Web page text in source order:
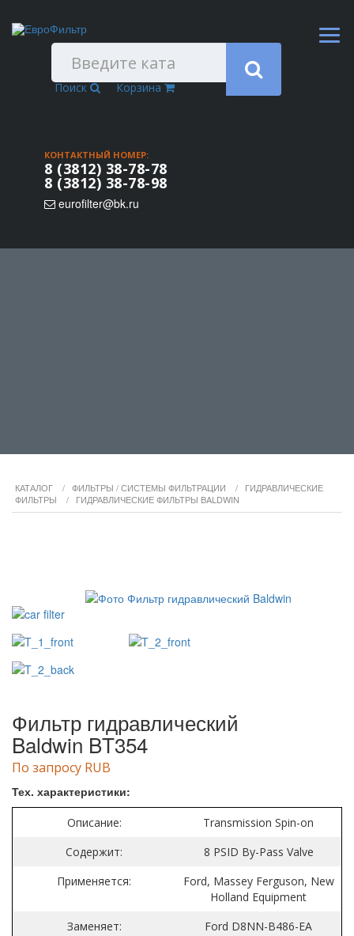
Поиск Корзина
КОНТАКТНЫЙ НОМЕР:
8 (3812) 38-78-78
8 (3812) 38-78-98
eurofilter@bk.ru
КАТАЛОГ / ФИЛЬТРЫ / СИСТЕМЫ ФИЛЬТРАЦИИ / ГИДРАВЛИЧЕСКИЕ
ФИЛЬТРЫ / ГИДРАВЛИЧЕСКИЕ ФИЛЬТРЫ BALDWIN
Фильтр гидравлический
Baldwin BT354
По запросу RUB
Тех. характеристики:
Описание:
Transmission Spin-on
Содержит:
8 PSID By-Pass Valve
Применяется:
Ford, Massey Ferguson, New
Holland Equipment
Заменяет:
Ford D8NN-B486-EA